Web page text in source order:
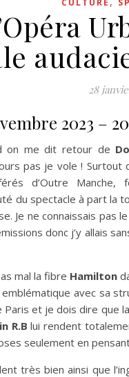
28
2023 –
on me dit retour de
pas je vole ! Surtout
d’Outre Manche,
du spectacle à part la
Je ne connaissais pas
donc j’y allais
mal la fibre Hamilton
avec sa
Paris et je dois dire que
R.B lui rendent
seulement en
très bien ainsi que